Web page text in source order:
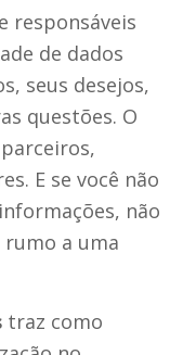
responsáveis
de dados
seus desejos,
questões. O
E se você não
não
a uma
traz como